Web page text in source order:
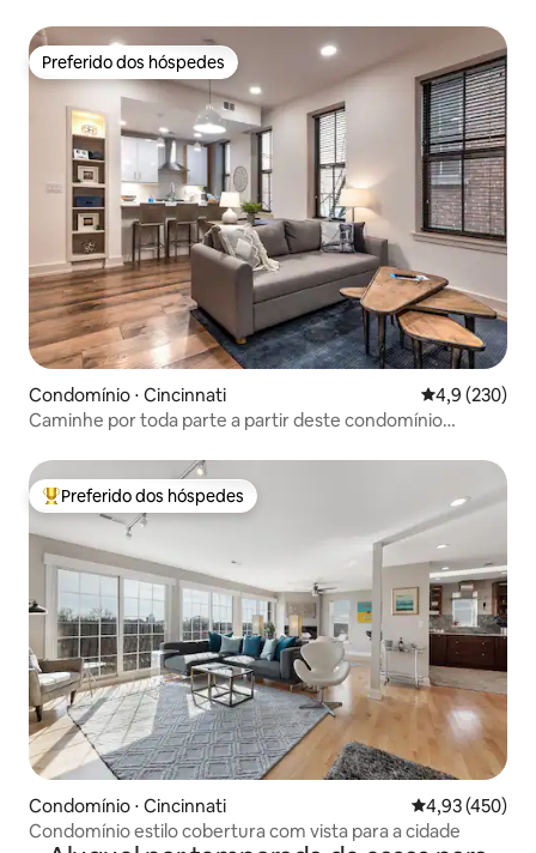
Preferido dos hóspedes
Preferido dos hóspedes
Condomínio ⋅ Cincinnati 4,9 de uma
4,9 (230)
Caminhe por toda parte a partir deste condomínio
Entre os melhores preferidos dos hóspedes
Preferido dos hóspedes
Condomínio ⋅ Cincinnati 4,93 de uma
4,93 (450)
Condomínio estilo cobertura com vista para a cidade